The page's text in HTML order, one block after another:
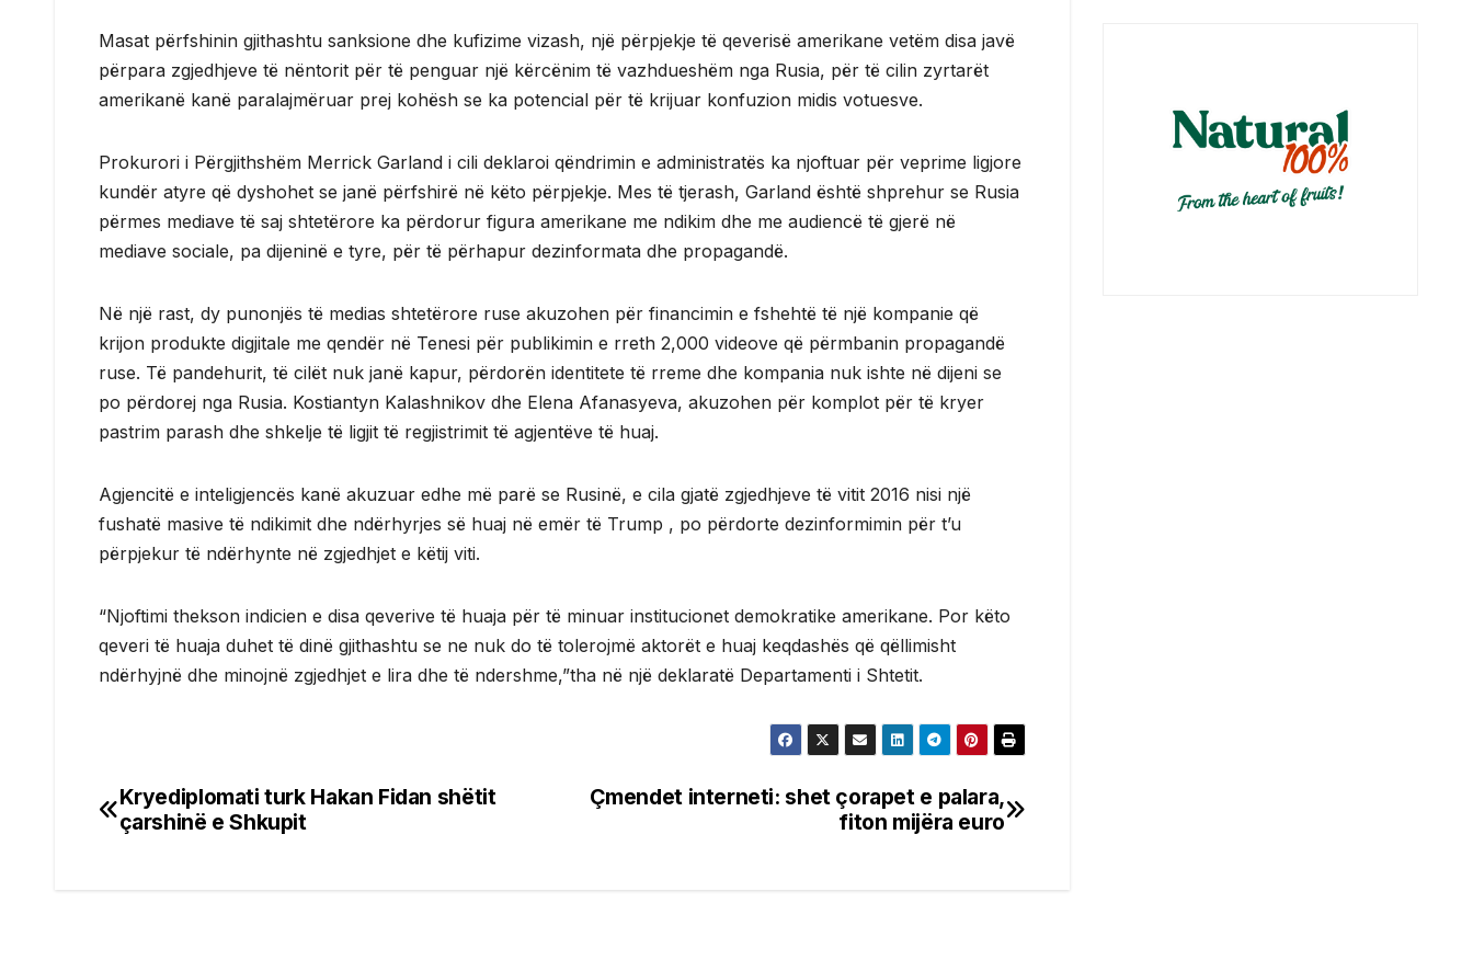
Masat përfshinin gjithashtu sanksione dhe kufizime vizash, një përpjekje të qeverisë amerikane vetëm disa javë
përpara zgjedhjeve të nëntorit për të penguar një kërcënim të vazhdueshëm nga Rusia, për të cilin zyrtarët
amerikanë kanë paralajmëruar prej kohësh se ka potencial për të krijuar konfuzion midis votuesve.
Prokurori i Përgjithshëm Merrick Garland i cili deklaroi qëndrimin e administratës ka njoftuar për veprime ligjore
kundër atyre që dyshohet se janë përfshirë në këto përpjekje. Mes të tjerash, Garland është shprehur se Rusia
përmes mediave të saj shtetërore ka përdorur figura amerikane me ndikim dhe me audiencë të gjerë në
mediave sociale, pa dijeninë e tyre, për të përhapur dezinformata dhe propagandë.
Në një rast, dy punonjës të medias shtetërore ruse akuzohen për financimin e fshehtë të një kompanie që
krijon produkte digjitale me qendër në Tenesi për publikimin e rreth 2,000 videove që përmbanin propagandë
ruse. Të pandehurit, të cilët nuk janë kapur, përdorën identitete të rreme dhe kompania nuk ishte në dijeni se
po përdorej nga Rusia. Kostiantyn Kalashnikov dhe Elena Afanasyeva, akuzohen për komplot për të kryer
pastrim parash dhe shkelje të ligjit të regjistrimit të agjentëve të huaj.
Agjencitë e inteligjencës kanë akuzuar edhe më parë se Rusinë, e cila gjatë zgjedhjeve të vitit 2016 nisi një
fushatë masive të ndikimit dhe ndërhyrjes së huaj në emër të Trump , po përdorte dezinformimin për t’u
përpjekur të ndërhynte në zgjedhjet e këtij viti.
“Njoftimi thekson indicien e disa qeverive të huaja për të minuar institucionet demokratike amerikane. Por këto
qeveri të huaja duhet të dinë gjithashtu se ne nuk do të tolerojmë aktorët e huaj keqdashës që qëllimisht
ndërhyjnë dhe minojnë zgjedhjet e lira dhe të ndershme,”tha në një deklaratë Departamenti i Shtetit.
Post
Çmendet interneti: shet çorapet e palara,
fiton mijëra euro
Kryediplomati turk Hakan Fidan shëtit
çarshinë e Shkupit